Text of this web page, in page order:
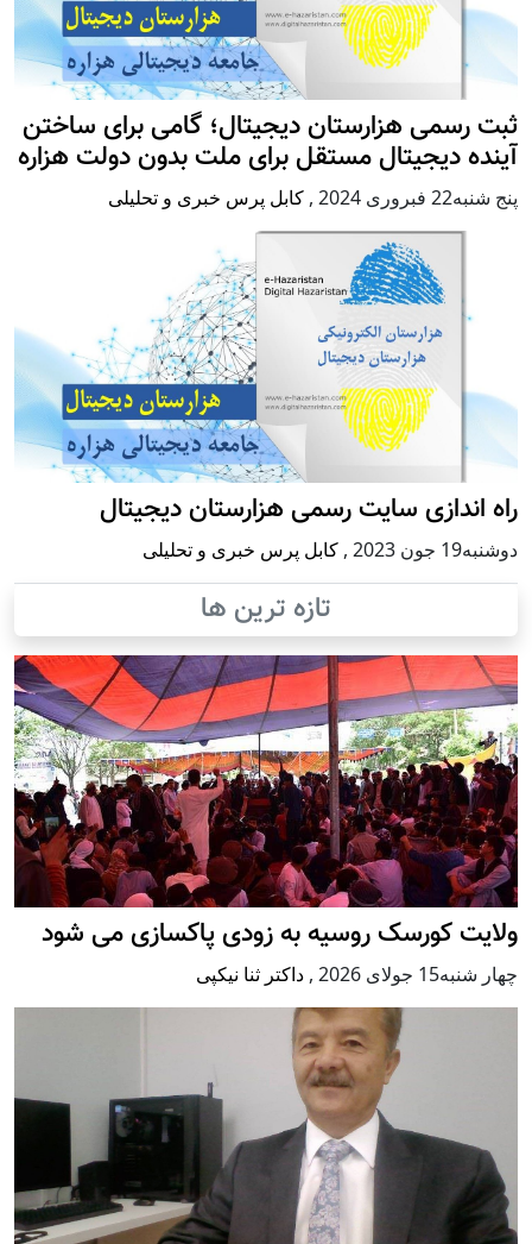
ثبت رسمی هزارستان دیجیتال؛ گامی برای ساختن
آینده دیجیتال مستقل برای ملت بدون دولت هزاره
پنج شنبه22 فبروری 2024 , کابل پرس خبری و تحلیلی
راه اندازی سایت رسمی هزارستان دیجیتال
دوشنبه19 جون 2023 , کابل پرس خبری و تحلیلی
تازه ترین ها
ولایت کورسک روسیه به زودی پاکسازی می شود
چهار شنبه15 جولای 2026 , داکتر ثنا نیکپی